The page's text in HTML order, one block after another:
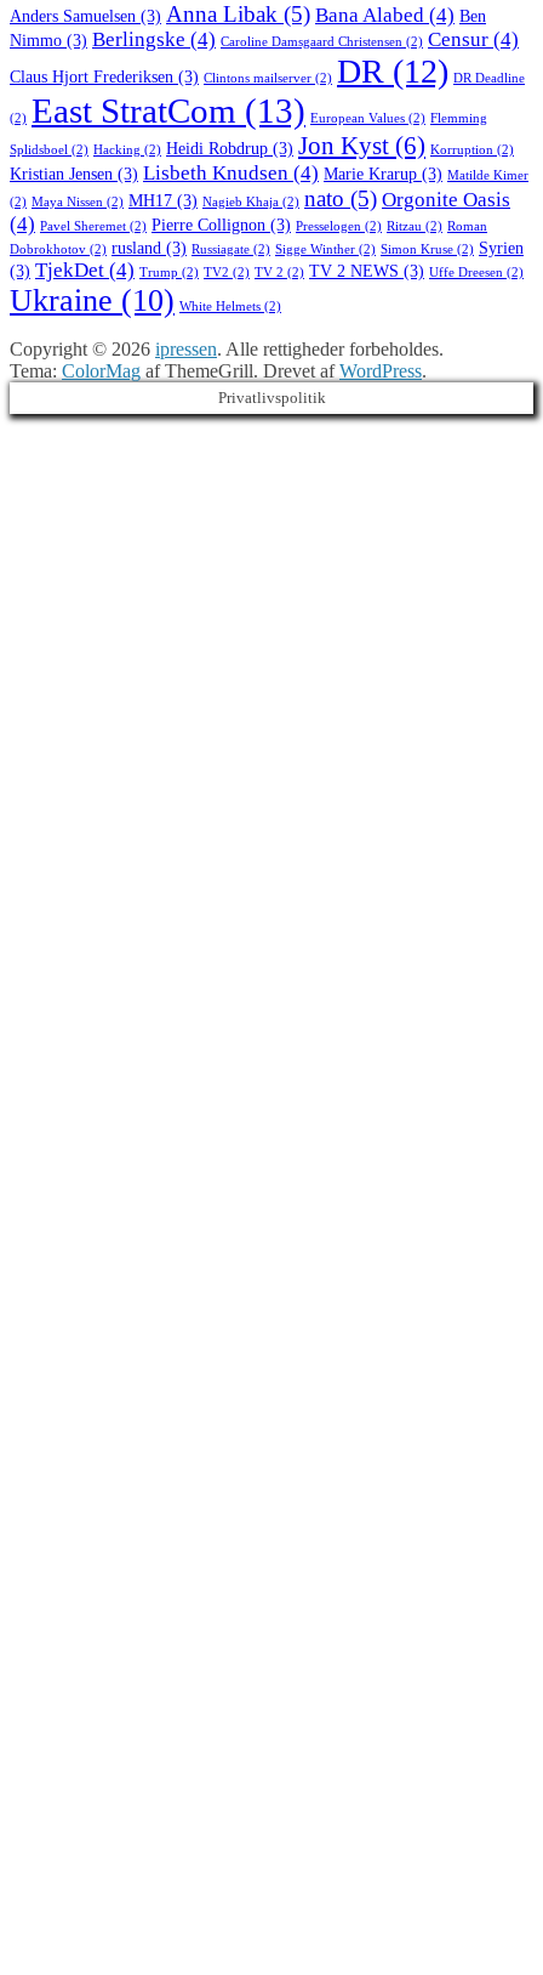
Anders Samuelsen (3) Anna Libak (5) Bana Alabed (4) Ben
Nimmo (3) Berlingske (4) Caroline Damsgaard Christensen (2) Censur (4)
Claus Hjort Frederiksen (3) Clintons mailserver (2) DR (12) DR Deadline
(2) East StratCom (13) European Values (2) Flemming
Splidsboel (2) Hacking (2) Heidi Robdrup (3) Jon Kyst (6) Korruption (2)
Kristian Jensen (3) Lisbeth Knudsen (4) Marie Krarup (3) Matilde Kimer
(2) Maya Nissen (2) MH17 (3) Nagieb Khaja (2) nato (5) Orgonite Oasis
(4) Pavel Sheremet (2) Pierre Collignon (3) Presselogen (2) Ritzau (2) Roman
Dobrokhotov (2) rusland (3) Russiagate (2) Sigge Winther (2) Simon Kruse (2) Syrien
(3) TjekDet (4) Trump (2) TV2 (2) TV 2 (2) TV 2 NEWS (3) Uffe Dreesen (2)
Ukraine (10) White Helmets (2)
Copyright © 2026 ipressen. Alle rettigheder forbeholdes.
Tema: ColorMag af ThemeGrill. Drevet afWordPress.
Privatlivspolitik